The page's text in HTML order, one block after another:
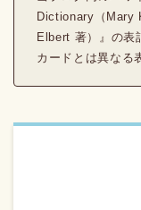
Dictionary（Mary
Elbert 著）』の表
カードとは異なる